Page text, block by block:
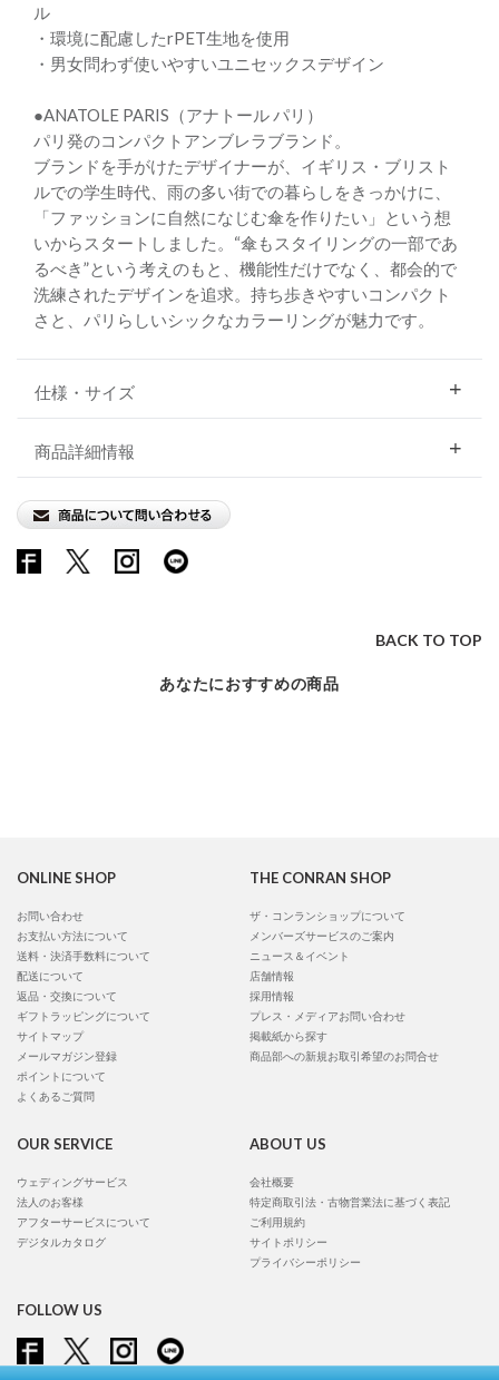
ル
・環境に配慮したrPET生地を使用
・男女問わず使いやすいユニセックスデザイン
●ANATOLE PARIS（アナトール パリ）
パリ発のコンパクトアンブレラブランド。
ブランドを手がけたデザイナーが、イギリス・ブリスト
ルでの学生時代、雨の多い街での暮らしをきっかけに、
「ファッションに自然になじむ傘を作りたい」という想
いからスタートしました。“傘もスタイリングの一部であ
るべき”という考えのもと、機能性だけでなく、都会的で
洗練されたデザインを追求。持ち歩きやすいコンパクト
さと、パリらしいシックなカラーリングが魅力です。
仕様・サイズ
商品詳細情報
BACK TO TOP
あなたにおすすめの商品
ONLINE SHOP
お問い合わせ
お支払い方法について
送料・決済手数料について
配送について
返品・交換について
ギフトラッピングについて
サイトマップ
メールマガジン登録
ポイントについて
よくあるご質問
THE CONRAN SHOP
ザ・コンランショップについて
メンバーズサービスのご案内
ニュース＆イベント
店舗情報
採用情報
プレス・メディアお問い合わせ
掲載紙から探す
商品部への新規お取引希望のお問合せ
OUR SERVICE
ウェディングサービス
法人のお客様
アフターサービスについて
デジタルカタログ
ABOUT US
会社概要
特定商取引法・古物営業法に基づく表記
ご利用規約
サイトポリシー
プライバシーポリシー
FOLLOW US